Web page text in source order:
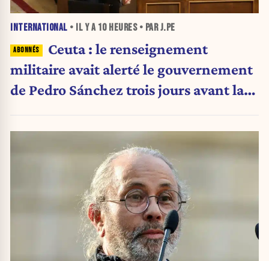
INTERNATIONAL • IL Y A 10 HEURES• PAR J.PE
Ceuta : le renseignement
militaire avait alerté le gouvernement
de Pedro Sánchez trois jours avant la